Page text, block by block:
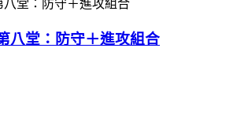
八堂：防守＋進攻組合